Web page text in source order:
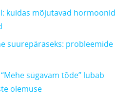
kuidas mõjutavad hormoonid
suurepäraseks: probleemide
sügavam tõde” lubab
olemuse